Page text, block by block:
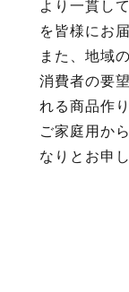
より一貫し
を皆様にお
また、地域
消費者の要
れる商品作
ご家庭用か
なりとお申